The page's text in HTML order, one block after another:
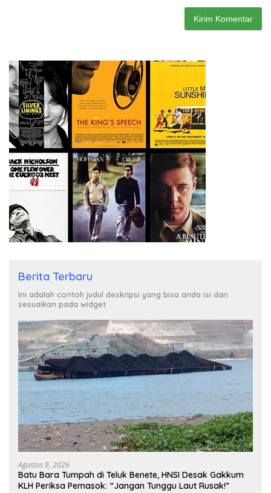
Berita Terbaru
Ini adalah contoh judul deskripsi yang bisa anda isi dan
sesuaikan pada widget
Agustus 9, 2026
Batu Bara Tumpah di Teluk Benete, HNSI Desak Gakkum
KLH Periksa Pemasok: “Jangan Tunggu Laut Rusak!”